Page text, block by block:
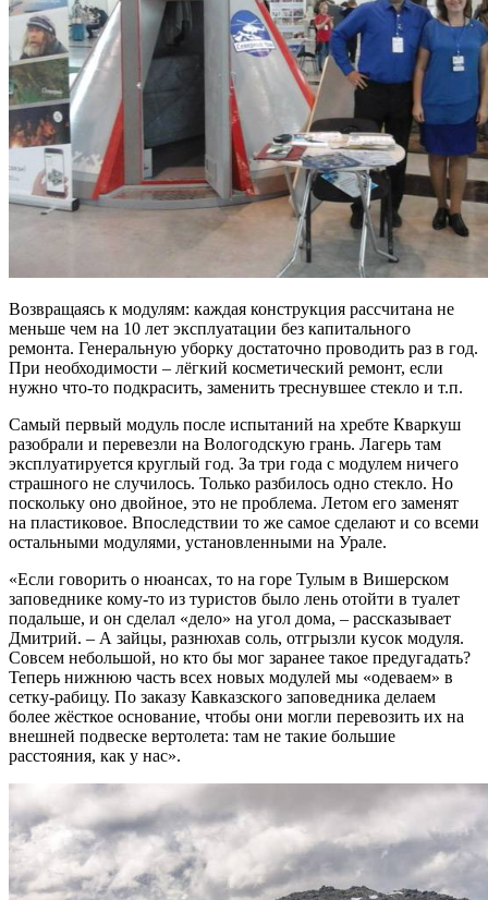
Возвращаясь к модулям: каждая конструкция рассчитана не
меньше чем на 10 лет эксплуатации без капитального
ремонта. Генеральную уборку достаточно проводить раз в год.
При необходимости – лёгкий косметический ремонт, если
нужно что-то подкрасить, заменить треснувшее стекло и т.п.
Самый первый модуль после испытаний на хребте Кваркуш
разобрали и перевезли на Вологодскую грань. Лагерь там
эксплуатируется круглый год. За три года с модулем ничего
страшного не случилось. Только разбилось одно стекло. Но
поскольку оно двойное, это не проблема. Летом его заменят
на пластиковое. Впоследствии то же самое сделают и со всеми
остальными модулями, установленными на Урале.
«Если говорить о нюансах, то на горе Тулым в Вишерском
заповеднике кому-то из туристов было лень отойти в туалет
подальше, и он сделал «дело» на угол дома, – рассказывает
Дмитрий. – А зайцы, разнюхав соль, отгрызли кусок модуля.
Совсем небольшой, но кто бы мог заранее такое предугадать?
Теперь нижнюю часть всех новых модулей мы «одеваем» в
сетку-рабицу. По заказу Кавказского заповедника делаем
более жёсткое основание, чтобы они могли перевозить их на
внешней подвеске вертолета: там не такие большие
расстояния, как у нас».